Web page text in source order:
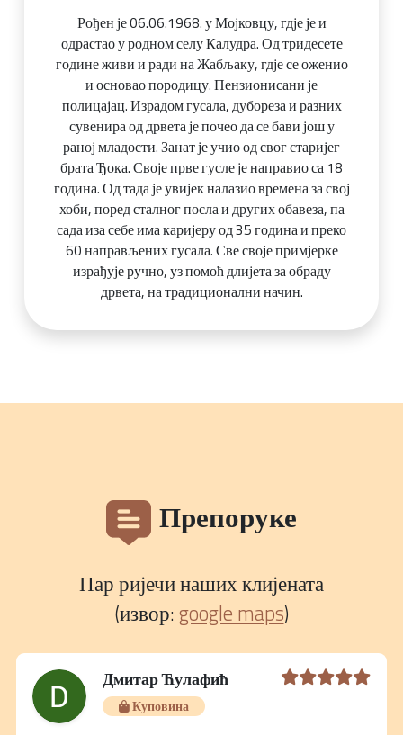
Рођен је 06.06.1968. у Мојковцу, гдје је и
одрастао у родном селу Калудра. Од тридесете
године живи и ради на Жабљаку, гдје се оженио
и основао породицу. Пензионисани је
полицајац. Израдом гусала, дубореза и разних
сувенира од дрвета је почео да се бави још у
раној младости. Занат је учио од свог старијег
брата Ђока. Своје прве гусле је направио са 18
година. Од тада је увијек налазио времена за свој
хоби, поред сталног посла и других обавеза, па
сада иза себе има каријеру од 35 година и преко
60 направљених гусала. Све своје примјерке
израђује ручно, уз помоћ длијета за обраду
дрвета, на традиционални начин.
Препоруке
Пар ријечи наших клијената
(извор: google maps)
Дмитар Ћулафић
Куповина